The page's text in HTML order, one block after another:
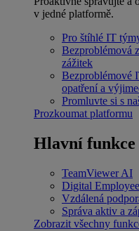
v jedné platformě.
Pro štíhlé IT
Bezproblémová
zážitek
Bezproblémové
opatření a
Promluvte si s
Prozkoumat platformu
Hlavní funkce
TeamViewer AI
Digital
Vzdálená
Správa aktiv a
Zobrazit všechny